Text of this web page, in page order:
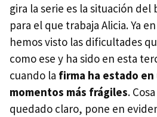
gira la serie es la situación
para el que trabaja Alicia. Ya
hemos visto las dificultades
como ese y ha sido en esta
cuando la firma ha estado en
momentos más frágiles.
quedado claro, pone en